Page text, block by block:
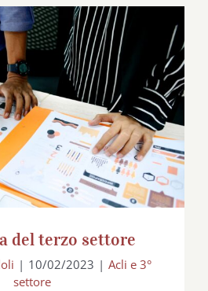
del terzo settore
del terzo settore
| 10/02/2023 | Acli e 3°
settore